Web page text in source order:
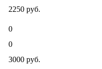
2250 руб.
0
0
3000 руб.